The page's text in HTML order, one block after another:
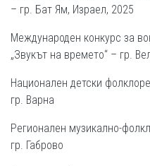
– гр. Бат Ям, Израел, 2025
Международен конкурс за
„Звукът на времето“ – гр.
Национален детски
гр. Варна
Регионален музикално-
гр. Габрово